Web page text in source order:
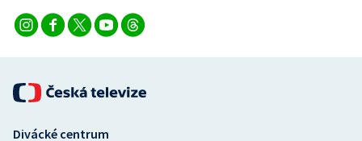
Volejbal
Ostatní
Divácké centrum